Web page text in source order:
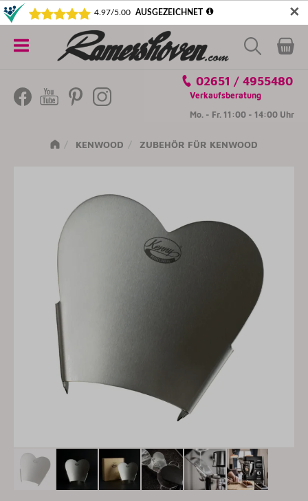
✕
5€ SICHERN! NEWSLETTER ABONNIEREN
Kategorien
02651 / 4955480
Verkaufsberatung
Mo. - Fr. 11:00 - 14:00 Uhr
KENWOOD ZUBEHÖR FÜR KENWOOD